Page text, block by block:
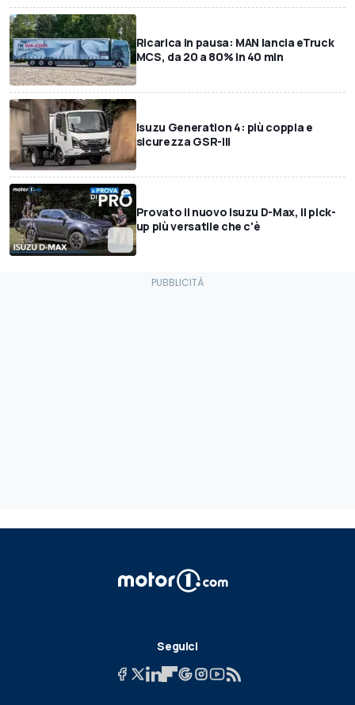
Ricarica in pausa: MAN lancia eTruck
MCS, da 20 a 80% in 40 min
Isuzu Generation 4: più coppia e
sicurezza GSR-III
Provato il nuovo Isuzu D-Max, il pick-
up più versatile che c'è
Seguici